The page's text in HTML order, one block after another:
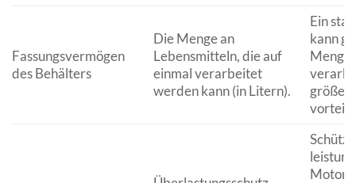
Fassungsvermögen
des Behälters
Die Menge an
Lebensmitteln, die auf
einmal verarbeitet
werden kann (in Litern).
Ein
kann
Motor